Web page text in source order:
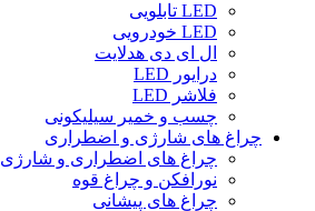
LED تابلویی
LED خودرویی
ال ای دی هدلایت
درایور LED
فلاشر LED
چسب و خمیر سیلیکونی
چراغ های شارژی و اضطراری
چراغ های اضطراری و شارژی
نورافکن و چراغ قوه
چراغ های پیشانی